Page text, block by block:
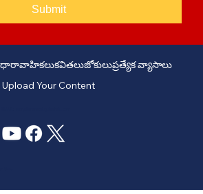
Submit
ధారావాహికలుకవితలుజోకులుప్రత్యేక వ్యాసాలు
Upload Your Content